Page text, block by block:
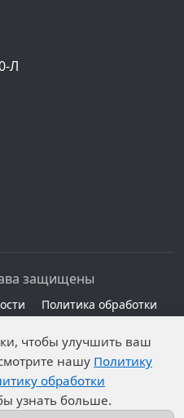
Л
защищены
Политика обработки
данных
на сайте при
в соответствии с ч.1
установлены
кругом лиц
чтобы улучшить ваш
нашу Политику
обработки
узнать больше.